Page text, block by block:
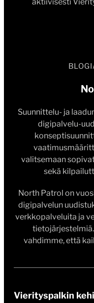
Suunnittelu- ja
digipalvelu-
valitsemaan
sekä
North Patrol on
digipalvelun
verkkopalveluita ja
vahdimme, että
Vierityspalkin